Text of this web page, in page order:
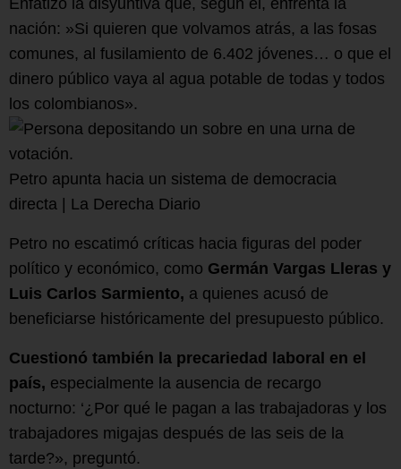
Enfatizó la disyuntiva que, según él, enfrenta la
nación: »Si quieren que volvamos atrás, a las fosas
comunes, al fusilamiento de 6.402 jóvenes… o que el
dinero público vaya al agua potable de todas y todos
los colombianos».
Petro apunta hacia un sistema de democracia
directa | La Derecha Diario
Petro no escatimó críticas hacia figuras del poder
político y económico, como Germán Vargas Lleras y
Luis Carlos Sarmiento, a quienes acusó de
beneficiarse históricamente del presupuesto público.
Cuestionó también la precariedad laboral en el
país, especialmente la ausencia de recargo
nocturno: ‘¿Por qué le pagan a las trabajadoras y los
trabajadores migajas después de las seis de la
tarde?», preguntó.